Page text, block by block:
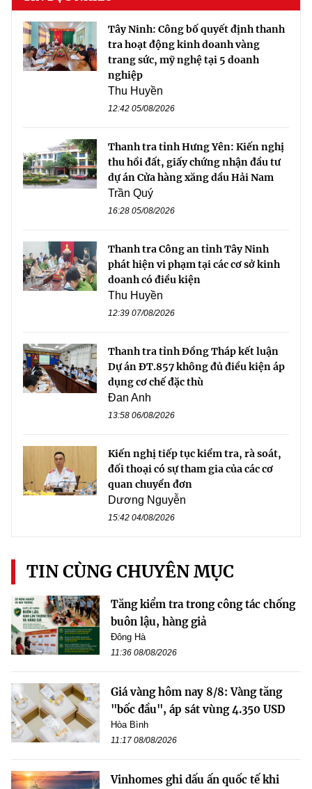
Tây Ninh: Công bố quyết định thanh
tra hoạt động kinh doanh vàng
trang sức, mỹ nghệ tại 5 doanh
nghiệp
Thu Huyền
12:42 05/08/2026
Thanh tra tỉnh Hưng Yên: Kiến nghị
thu hồi đất, giấy chứng nhận đầu tư
dự án Cửa hàng xăng dầu Hải Nam
Trần Quý
16:28 05/08/2026
Thanh tra Công an tỉnh Tây Ninh
phát hiện vi phạm tại các cơ sở kinh
doanh có điều kiện
Thu Huyền
12:39 07/08/2026
Thanh tra tỉnh Đồng Tháp kết luận
Dự án ĐT.857 không đủ điều kiện áp
dụng cơ chế đặc thù
Đan Anh
13:58 06/08/2026
Kiến nghị tiếp tục kiểm tra, rà soát,
đối thoại có sự tham gia của các cơ
quan chuyển đơn
Dương Nguyễn
15:42 04/08/2026
TIN CÙNG CHUYÊN MỤC
Tăng kiểm tra trong công tác chống
buôn lậu, hàng giả
Đông Hà
11:36 08/08/2026
Giá vàng hôm nay 8/8: Vàng tăng
"bốc đầu", áp sát vùng 4.350 USD
Hòa Bình
11:17 08/08/2026
Vinhomes ghi dấu ấn quốc tế khi